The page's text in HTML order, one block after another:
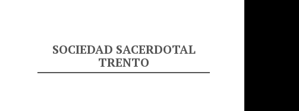
SOCIEDAD SACERDOTAL
TRENTO